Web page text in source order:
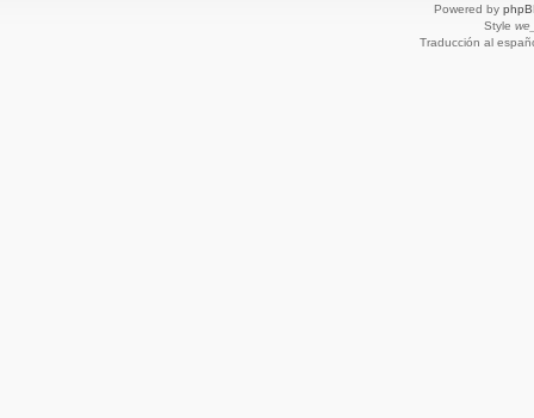
Powered by
Style
Traducción al